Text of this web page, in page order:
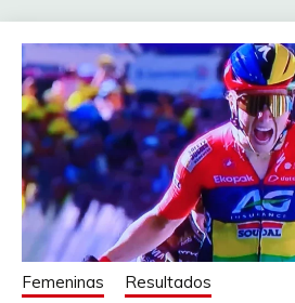
Femeninas Resultados